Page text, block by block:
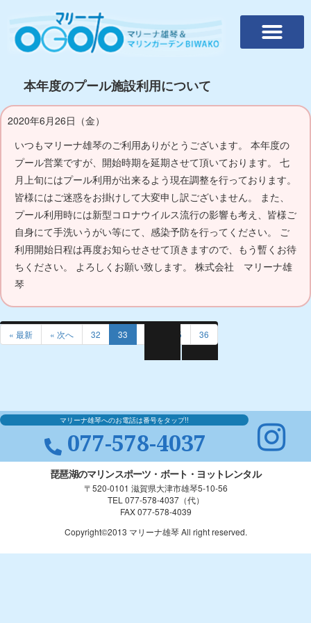
本年度のプール施設利用について
2020年6月26日（金）
いつもマリーナ雄琴のご利用ありがとうございます。 本年度の
プール営業ですが、開始時期を延期させて頂いております。 七
月上旬にはプール利用が出来るよう現在調整を行っております。
皆様にはご迷惑をお掛けして大変申し訳ございません。 また、
プール利用時には新型コロナウイルス流行の影響も考え、皆様ご
自身にて手洗いうがい等にて、感染予防を行ってください。 ご
利用開始日程は再度お知らせさせて頂きますので、もう暫くお待
ちください。 よろしくお願い致します。 株式会社 マリーナ雄
琴
« 最新 « 次へ 32 33 35 36
マリーナ雄琴へのお電話は番号をタップ!!
077-578-4037
琵琶湖のマリンスポーツ・ボート・ヨットレンタル
〒520-0101 滋賀県大津市雄琴5-10-56
TEL 077-578-4037（代）
FAX 077-578-4039
Copyright©2013 マリーナ雄琴 All right reserved.